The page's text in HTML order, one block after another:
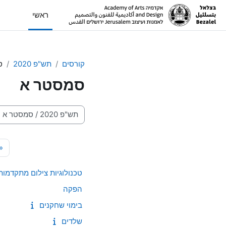
דילוג לתוכן הראשי
ראשי
קורסים תש"פ 2020
סמסטר א
קטגוריות קורסים
«
טכנולוגיות צילום
הפקה
בימוי שחקנים
שלדים